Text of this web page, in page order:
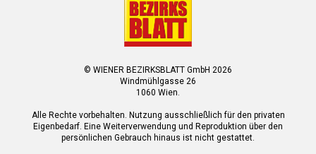
© WIENER BEZIRKSBLATT GmbH 2026
Windmühlgasse 26
1060 Wien.
Alle Rechte vorbehalten. Nutzung ausschließlich für den privaten
Eigenbedarf. Eine Weiterverwendung und Reproduktion über den
persönlichen Gebrauch hinaus ist nicht gestattet.